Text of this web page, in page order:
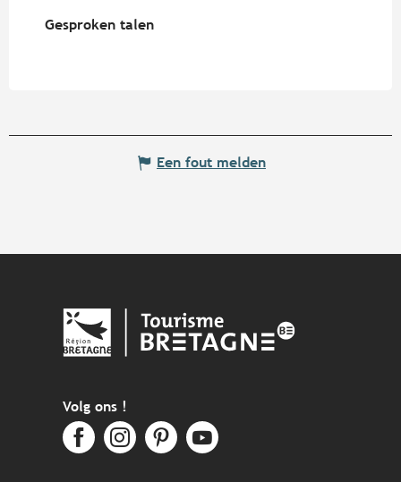
Gesproken talen
Gesproken talen
Een fout melden
Volg ons !